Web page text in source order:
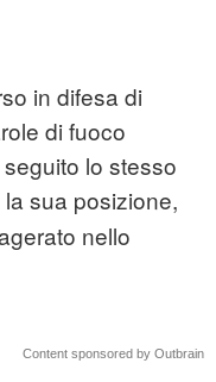
in difesa di
di fuoco
lo stesso
sua posizione,
nello
Content sponsored by Outbrain